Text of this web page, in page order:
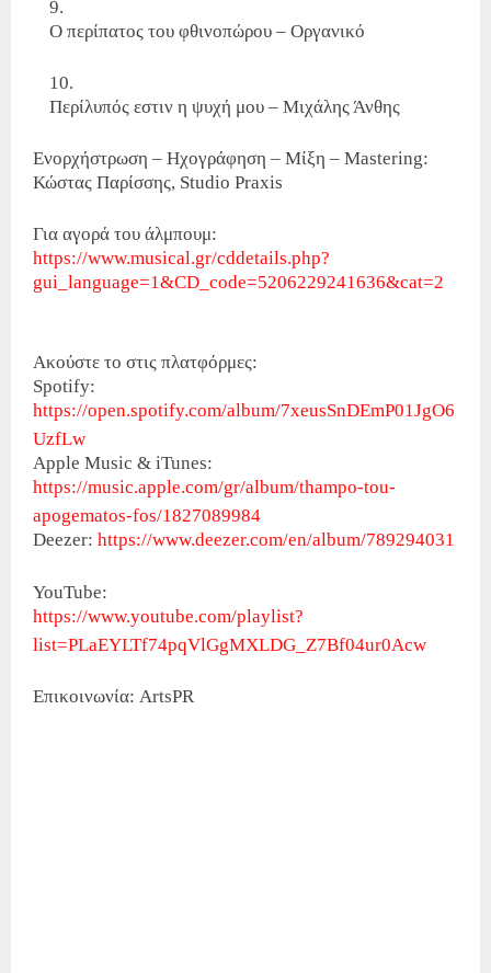
Ο περίπατος του φθινοπώρου – Οργανικό
Περίλυπός εστιν η ψυχή μου – Μιχάλης Άνθης
Ενορχήστρωση – Ηχογράφηση – Μίξη – Mastering:
Κώστας Παρίσσης, Studio Praxis
Για αγορά του άλμπουμ:
https://www.musical.gr/cddetails.php?
gui_language=1&CD_code=5206229241636&cat=2
Ακούστε το στις πλατφόρμες:
Spotify:
https://open.spotify.com/album/7xeusSnDEmP01JgO6
UzfLw
Apple Music & iTunes:
https://music.apple.com/gr/album/thampo-tou-
apogematos-fos/1827089984
Deezer: https://www.deezer.com/en/album/789294031
YouTube:
https://www.youtube.com/playlist?
list=PLaEYLTf74pqVlGgMXLDG_Z7Bf04ur0Acw
Επικοινωνία: ArtsPR